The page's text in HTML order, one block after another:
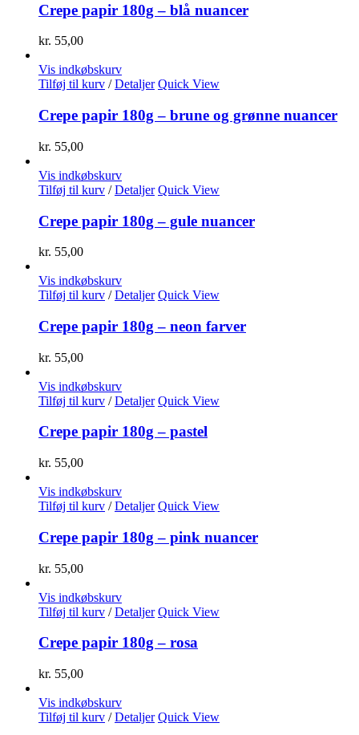
Crepe papir 180g – blå nuancer
kr. 55,00
Vis indkøbskurv
Tilføj til kurv / Detaljer Quick View
Crepe papir 180g – brune og grønne nuancer
kr. 55,00
Vis indkøbskurv
Tilføj til kurv / Detaljer Quick View
Crepe papir 180g – gule nuancer
kr. 55,00
Vis indkøbskurv
Tilføj til kurv / Detaljer Quick View
Crepe papir 180g – neon farver
kr. 55,00
Vis indkøbskurv
Tilføj til kurv / Detaljer Quick View
Crepe papir 180g – pastel
kr. 55,00
Vis indkøbskurv
Tilføj til kurv / Detaljer Quick View
Crepe papir 180g – pink nuancer
kr. 55,00
Vis indkøbskurv
Tilføj til kurv / Detaljer Quick View
Crepe papir 180g – rosa
kr. 55,00
Vis indkøbskurv
Tilføj til kurv / Detaljer Quick View